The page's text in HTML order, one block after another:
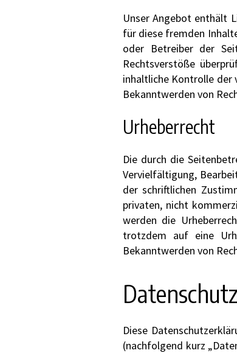
Unser Angebot enthält
für diese fremden
oder Betreiber der
Rechtsverstöße
inhaltliche Kontrolle der
Bekanntwerden von
Urheberrecht
Die durch die
Vervielfältigung,
der schriftlichen
privaten, nicht
werden die
trotzdem auf eine
Bekanntwerden von
Diese
(nachfolgend kurz